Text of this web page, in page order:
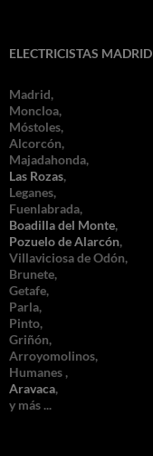
ELECTRICISTAS MADRID
Madrid,
Moncloa,
Móstoles,
Alcorcón,
Majadahonda,
Las Rozas,
Leganes,
Fuenlabrada,
Boadilla del Monte,
Pozuelo de Alarcón,
Villaviciosa de Odón,
Brunete,
Getafe,
Parla,
Pinto,
Griñón,
Arroyomolinos,
Humanes ,
Aravaca,
y más ...